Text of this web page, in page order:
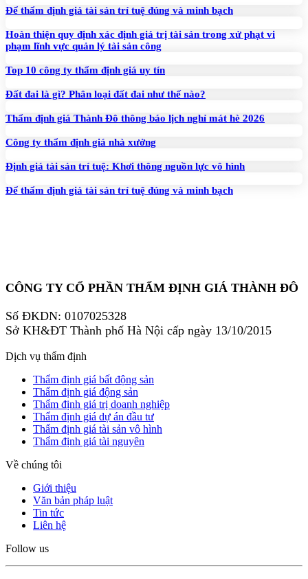
Để thẩm định giá tài sản trí tuệ đúng và minh bạch
Hoàn thiện quy định xác định giá trị tài sản trong xử phạt vi
phạm lĩnh vực quản lý tài sản công
Top 10 công ty thẩm định giá uy tín
Đất đai là gì? Phân loại đất đai như thế nào?
Thẩm định giá Thành Đô thông báo lịch nghỉ mát hè 2026
Công ty thẩm định giá nhà xưởng
Định giá tài sản trí tuệ: Khơi thông nguồn lực vô hình
Để thẩm định giá tài sản trí tuệ đúng và minh bạch
CÔNG TY CỔ PHẦN THẨM ĐỊNH GIÁ THÀNH ĐÔ
Số ĐKDN: 0107025328
Sở KH&ĐT Thành phố Hà Nội cấp ngày 13/10/2015
Dịch vụ thẩm định
Thẩm định giá bất động sản
Thẩm định giá động sản
Thẩm định giá trị doanh nghiệp
Thẩm định giá dự án đầu tư
Thẩm định giá tài sản vô hình
Thẩm định giá tài nguyên
Về chúng tôi
Giới thiệu
Văn bản pháp luật
Tin tức
Liên hệ
Follow us